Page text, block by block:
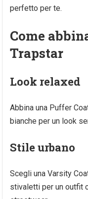
perfetto per te.
Come
Trapstar
Look relaxed
Abbina una Puffer
bianche per un look
Stile urbano
Scegli una Varsity
stivaletti per un outfit